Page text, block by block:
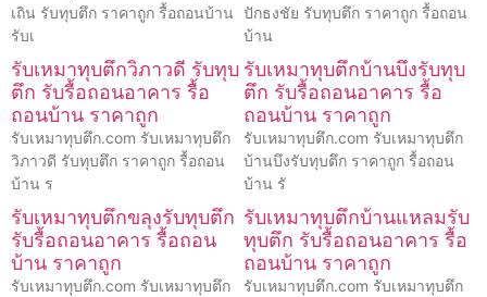
เถิน รับทุบตึก ราคาถูก รื้อถอนบ้าน
รับเ
ปักธงชัย รับทุบตึก ราคาถูก รื้อถอน
บ้าน
รับเหมาทุบตึกวิภาวดี รับทุบ
ตึก รับรื้อถอนอาคาร รื้อ
ถอนบ้าน ราคาถูก
รับเหมาทุบตึก.com รับเหมาทุบตึก
วิภาวดี รับทุบตึก ราคาถูก รื้อถอน
บ้าน ร
รับเหมาทุบตึกบ้านบึงรับทุบ
ตึก รับรื้อถอนอาคาร รื้อ
ถอนบ้าน ราคาถูก
รับเหมาทุบตึก.com รับเหมาทุบตึก
บ้านบึงรับทุบตึก ราคาถูก รื้อถอน
บ้าน รั
รับเหมาทุบตึกขลุงรับทุบตึก
รับรื้อถอนอาคาร รื้อถอน
บ้าน ราคาถูก
รับเหมาทุบตึก.com รับเหมาทุบตึก
รับเหมาทุบตึกบ้านแหลมรับ
ทุบตึก รับรื้อถอนอาคาร รื้อ
ถอนบ้าน ราคาถูก
รับเหมาทุบตึก.com รับเหมาทุบตึก